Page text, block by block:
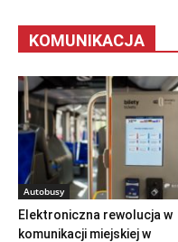
KOMUNIKACJA
Autobusy
Elektroniczna rewolucja w
komunikacji miejskiej w